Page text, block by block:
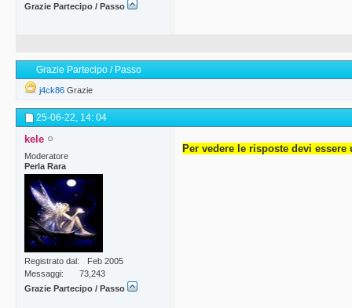
Grazie Partecipo / Passo
Grazie Partecipo / Passo
j4ck86 Grazie
25-06-22, 14: 04
kele
Moderatore
Perla Rara
Registrato dal
Feb 2005
Messaggi
73,243
Grazie Partecipo / Passo
Per vedere le risposte devi essere